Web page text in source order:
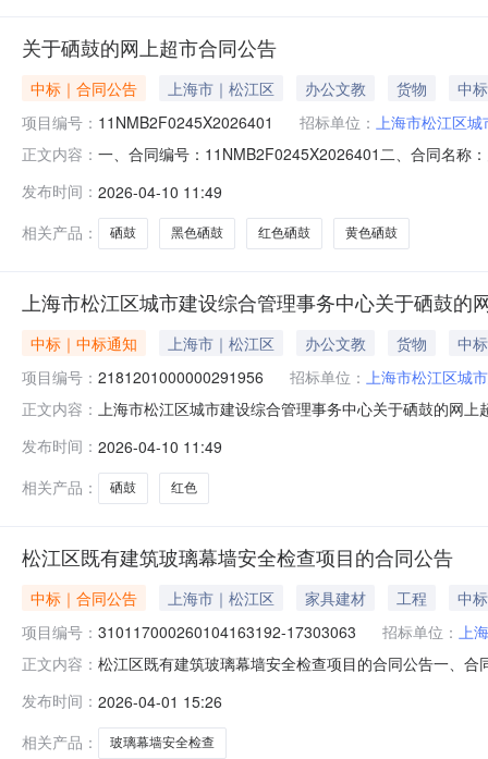
关于硒鼓的网上超市合同公告
中标｜合同公告 上海市｜松江区 办公文教 货物
中
项目编号： 11NMB2F0245X2026401 招标单位： 上海市松江区
正文内容： 一、合同编号：11NMB2F0245X2026401二、合同名称
方）：上海忆俊电子科技有限公司法定代表人：时嘉玮(
发布时间： 2026-04-10 11:49
相关产品：
硒鼓 黑色硒鼓 红色硒鼓 黄色硒鼓
上海市松江区城市建设综合管理事务中心关于硒鼓的
中标｜中标通知 上海市｜松江区 办公文教 货物
中
项目编号： 2181201000000291956 招标单位： 上海市松江区城
正文内容： 上海市松江区城市建设综合管理事务中心关于硒鼓的网
综合管理事务中心采购单位地址:上海市松江区荣乐东路
发布时间： 2026-04-10 11:49
相关产品：
硒鼓 红色
松江区既有建筑玻璃幕墙安全检查项目的合同公告
中标｜合同公告 上海市｜松江区 家具建材 工程
中
项目编号： 310117000260104163192-17303063 招标单位： 上
正文内容： 松江区既有建筑玻璃幕墙安全检查项目的合同公告一、
松江区荣乐东路2111号1号楼805室联系方式：021-
发布时间： 2026-04-01 15:26
相关产品：
玻璃幕墙安全检查